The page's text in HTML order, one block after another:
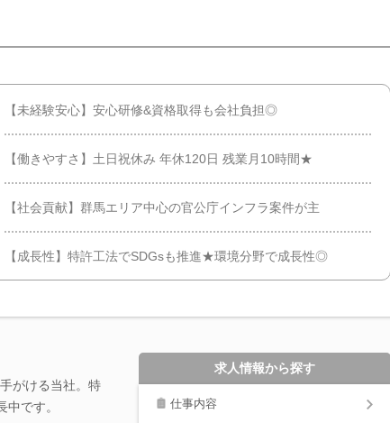
【未経験安心】安心研修&資格取得も会社負担◎
【働きやすさ】土日祝休み 年休120日 残業月10時間★
【社会貢献】群馬エリア中心の官公庁インフラ案件が主
【成長性】特許工法でSDGsも推進★環境分野で成長性◎
がける当社。特
です。
求人情報から探す
仕事内容